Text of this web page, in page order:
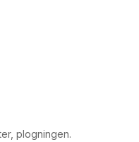
plogningen.